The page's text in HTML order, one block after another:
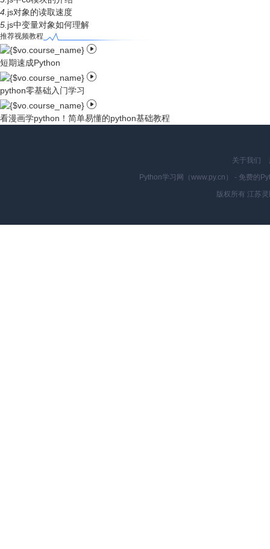
4.js对象的读取速度
5.js中变量对象如何理解
推荐视频教程

短期速成Python

python零基础入门学习

看漫画学python！简单易懂的python基础教程
关于我们
Python学习网（www.py.cn） - 免费的
版权所有 江苏